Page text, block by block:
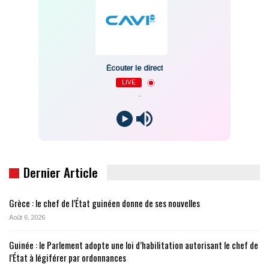
Écouter le direct
LIVE
Dernier Article
Grèce : le chef de l’État guinéen donne de ses nouvelles
Août 6, 2026
Guinée : le Parlement adopte une loi d’habilitation autorisant le chef de
l’État à légiférer par ordonnances